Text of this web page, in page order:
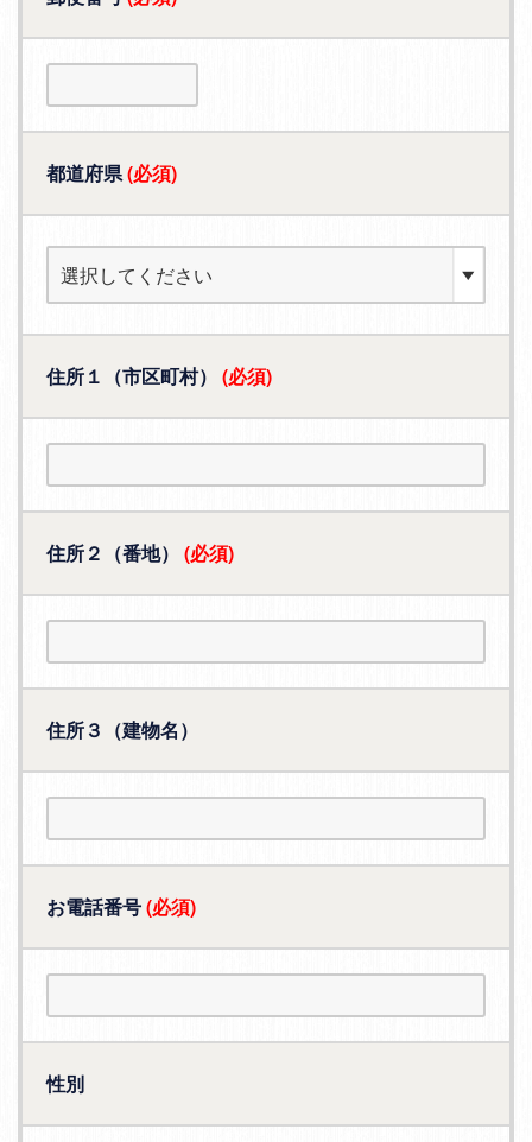
都道府県(必須)
住所１（市区町村） (必須)
住所２（番地） (必須)
住所３（建物名）
お電話番号(必須)
性別